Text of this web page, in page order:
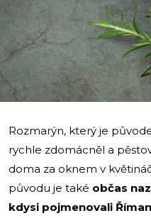
Rozmarýn, který je
rychle zdomácněl a
doma za oknem v
původu je také občas
kdysi pojmenovali